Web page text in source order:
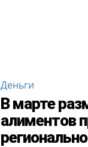
Деньги
В марте
алиментов